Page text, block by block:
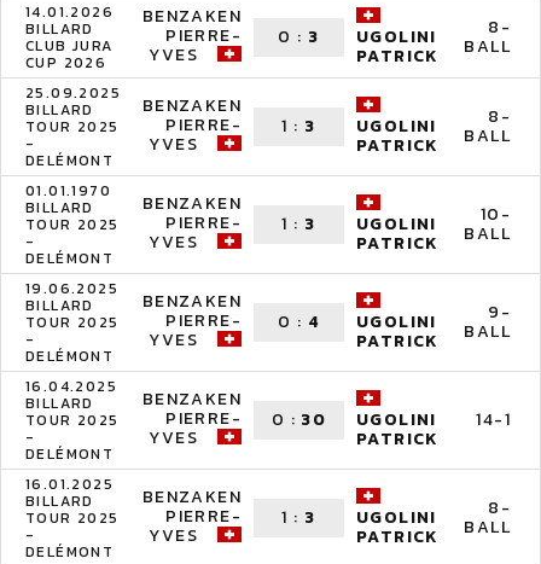
14.01.2026
BILLARD
CLUB JURA
CUP 2026
BENZAKEN
PIERRE-
YVES
0 : 3 UGOLINI
PATRICK
8-
BALL
25.09.2025
BILLARD
TOUR 2025
-
DELÉMONT
BENZAKEN
PIERRE-
YVES
1 : 3 UGOLINI
PATRICK
8-
BALL
01.01.1970
BILLARD
TOUR 2025
-
DELÉMONT
BENZAKEN
PIERRE-
YVES
1 : 3 UGOLINI
PATRICK
10-
BALL
19.06.2025
BILLARD
TOUR 2025
-
DELÉMONT
BENZAKEN
PIERRE-
YVES
0 : 4 UGOLINI
PATRICK
9-
BALL
16.04.2025
BILLARD
TOUR 2025
-
DELÉMONT
BENZAKEN
PIERRE-
YVES
0 : 30 UGOLINI
PATRICK
14-1
16.01.2025
BILLARD
TOUR 2025
-
DELÉMONT
BENZAKEN
PIERRE-
YVES
1 : 3 UGOLINI
PATRICK
8-
BALL